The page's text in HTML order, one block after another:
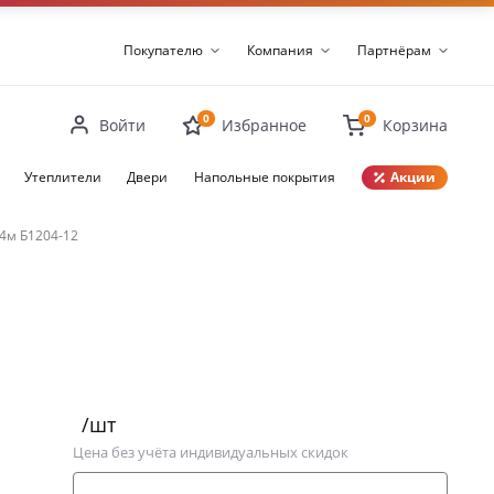
Покупателю Компания Партнёрам
Войти 0 Избранное 0 Корзина
Утеплители Двери Напольные покрытия Акции
Б1204-12
/шт
Цена без учёта индивидуальных скидок